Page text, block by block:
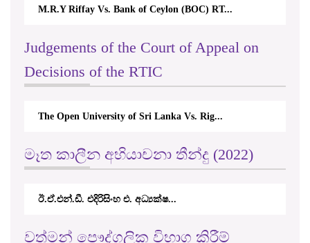
M.R.Y Riffay Vs. Bank of Ceylon (BOC) RT...
Judgements of the Court of Appeal on
Decisions of the RTIC
The Open University of Sri Lanka Vs. Rig...
මෑත කාලීන අභියාචනා තීන්දු (2022)
ඊ.ඒ.එන්.ඩී. එදිරිසිංහ එ. අධ්‍යක්ෂ...
වත්මන් පෞද්ගලික විභාග කිරීම්